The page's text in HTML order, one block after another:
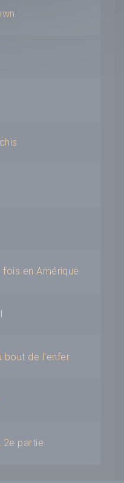
fois en Amérique
bout de l'enfer
2e partie